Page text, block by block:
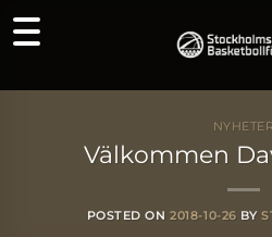
Skip
to
NYHETER
Välkommen
POSTED ON2018-10-26 BY